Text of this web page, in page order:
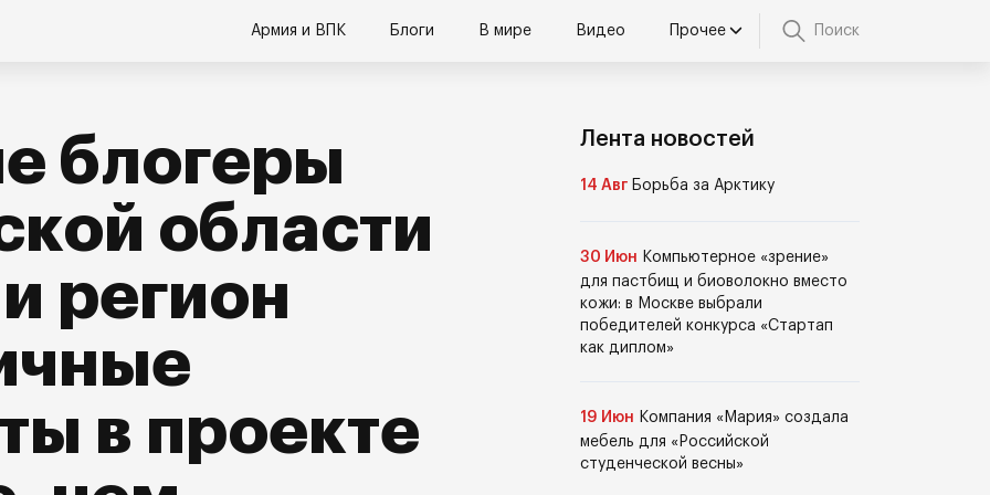
Армия и ВПК Блоги В мире Видео Прочее Поиск
блогеры
области
регион
в проекте
Лента новостей
14 Авг Борьба за Арктику
30 Июн Компьютерное «зрение»
для пастбищ и биоволокно вместо
кожи: в Москве выбрали
победителей конкурса «Стартап
как диплом»
19 Июн Компания «Мария» создала
мебель для «Российской
студенческой весны»